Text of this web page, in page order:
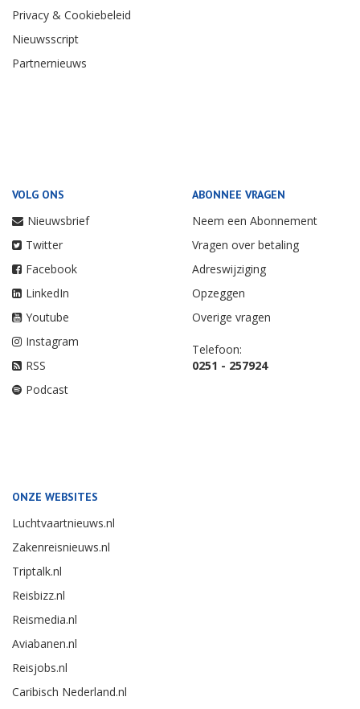
Privacy & Cookiebeleid
Nieuwsscript
Partnernieuws
VOLG ONS
Nieuwsbrief
Twitter
Facebook
LinkedIn
Youtube
Instagram
RSS
Podcast
ABONNEE VRAGEN
Neem een Abonnement
Vragen over betaling
Adreswijziging
Opzeggen
Overige vragen
Telefoon:
0251 - 257924
ONZE WEBSITES
Luchtvaartnieuws.nl
Zakenreisnieuws.nl
Triptalk.nl
Reisbizz.nl
Reismedia.nl
Aviabanen.nl
Reisjobs.nl
Caribisch Nederland.nl